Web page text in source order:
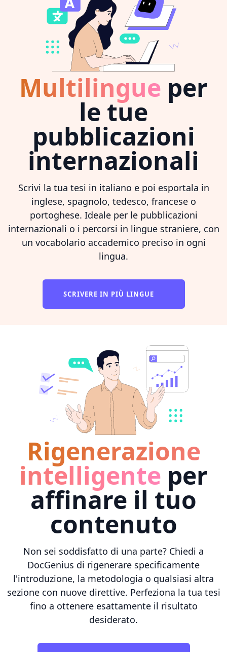
Multilingue per
le tue
pubblicazioni
internazionali
Scrivi la tua tesi in italiano e poi esportala in
inglese, spagnolo, tedesco, francese o
portoghese. Ideale per le pubblicazioni
internazionali o i percorsi in lingue straniere, con
un vocabolario accademico preciso in ogni
lingua.
SCRIVERE IN PIÙ LINGUE
Rigenerazione
intelligente per
affinare il tuo
contenuto
Non sei soddisfatto di una parte? Chiedi a
DocGenius di rigenerare specificamente
l'introduzione, la metodologia o qualsiasi altra
sezione con nuove direttive. Perfeziona la tua tesi
fino a ottenere esattamente il risultato
desiderato.